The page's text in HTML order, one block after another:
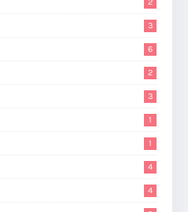
3
6
2
3
1
1
4
4